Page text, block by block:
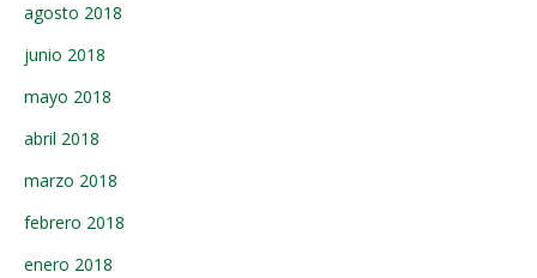
agosto 2018
junio 2018
mayo 2018
abril 2018
marzo 2018
febrero 2018
enero 2018